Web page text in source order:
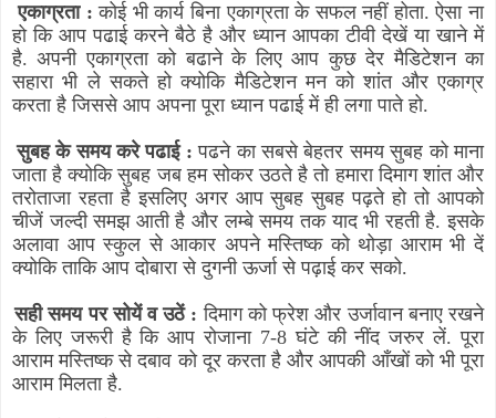
एकाग्रता : कोई भी कार्य बिना एकाग्रता के सफल नहीं होता. ऐसा ना
हो कि आप पढाई करने बैठे है और ध्यान आपका टीवी देखें या खाने में
है. अपनी एकाग्रता को बढाने के लिए आप कुछ देर मैडिटेशन का
सहारा भी ले सकते हो क्योकि मैडिटेशन मन को शांत और एकाग्र
करता है जिससे आप अपना पूरा ध्यान पढाई में ही लगा पाते हो.
सुबह के समय करे पढाई : पढने का सबसे बेहतर समय सुबह को माना
जाता है क्योकि सुबह जब हम सोकर उठते है तो हमारा दिमाग शांत और
तरोताजा रहता है इसलिए अगर आप सुबह सुबह पढ़ते हो तो आपको
चीजें जल्दी समझ आती है और लम्बे समय तक याद भी रहती है. इसके
अलावा आप स्कुल से आकार अपने मस्तिष्क को थोड़ा आराम भी दें
क्योकि ताकि आप दोबारा से दुगनी ऊर्जा से पढ़ाई कर सको.
सही समय पर सोयें व उठें : दिमाग को फ्रेश और उर्जावान बनाए रखने
के लिए जरूरी है कि आप रोजाना 7-8 घंटे की नींद जरुर लें. पूरा
आराम मस्तिष्क से दबाव को दूर करता है और आपकी आँखों को भी पूरा
आराम मिलता है.